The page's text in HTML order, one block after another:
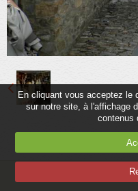
En cliquant vous acceptez le
sur notre site, à l'affichage
contenus